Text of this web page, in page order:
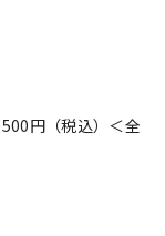
円（税込）＜全